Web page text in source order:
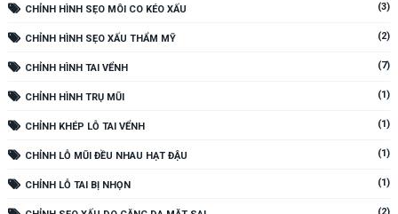
CHỈNH HÌNH SẸO MÔI CO KÉO XẤU (3)
CHỈNH HÌNH SẸO XẤU THẨM MỸ (2)
CHỈNH HÌNH TAI VỂNH (7)
CHỈNH HÌNH TRỤ MŨI (1)
CHỈNH KHÉP LỖ TAI VỂNH (1)
CHỈNH LỖ MŨI ĐỀU NHAU HẠT ĐẬU (1)
CHỈNH LỖ TAI BỊ NHỌN (1)